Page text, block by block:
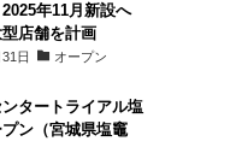
年11月新設へ
型店舗を計画
日 オープン
タートライアル塩
ン（宮城県塩竈